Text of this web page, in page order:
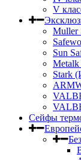
V
Muller
Sun
Stark
Сейфы